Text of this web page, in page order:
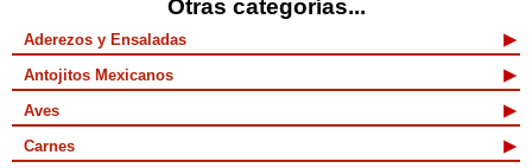
Otras categorías...
Aderezos y Ensaladas
Antojitos Mexicanos
Aves
Carnes